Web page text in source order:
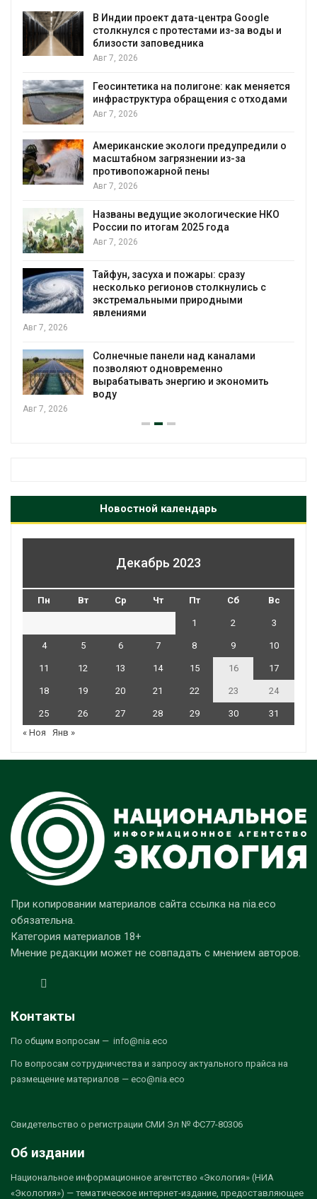
В Индии проект дата-центра Google
столкнулся с протестами из-за воды и
близости заповедника
Авг 7, 2026
Геосинтетика на полигоне: как меняется
инфраструктура обращения с отходами
Авг 7, 2026
Американские экологи предупредили о
масштабном загрязнении из-за
противопожарной пены
Авг 7, 2026
Названы ведущие экологические НКО
России по итогам 2025 года
Авг 7, 2026
Тайфун, засуха и пожары: сразу
несколько регионов столкнулись с
экстремальными природными
явлениями
Авг 7, 2026
Солнечные панели над каналами
позволяют одновременно
вырабатывать энергию и экономить
воду
Авг 7, 2026
Новостной календарь
Декабрь 2023
Пн Вт Ср Чт Пт Сб Вс
1 2 3
4 5 6 7 8 9 10
11 12 13 14 15 16 17
18 19 20 21 22 23 24
25 26 27 28 29 30
31
« Ноя
Янв »
При копировании материалов сайта ссылка на nia.eco
обязательна.
Категория материалов 18+
Мнение редакции может не совпадать с мнением авторов.
Контакты
По общим вопросам — info@nia.eco
По вопросам сотрудничества и запросу актуального прайса на
размещение материалов — eco@nia.eco
Свидетельство о регистрации СМИ Эл № ФС77-80306
Об издании
Национальное информационное агентство «Экология» (НИА
«Экология») — тематическое интернет-издание, предоставляющее